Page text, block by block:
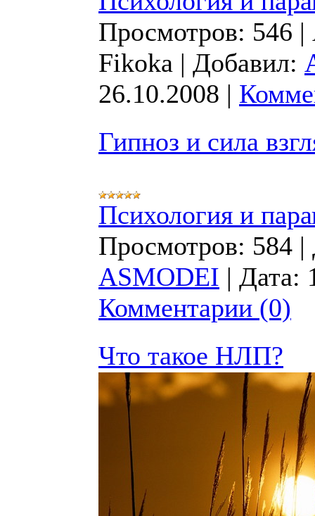
Просмотров: 546 |
Fikoka | Добавил:
26.10.2008 |
Гипноз и сила
Психология и
Просмотров: 584 |
ASMODEI | Дата:
Комментарии (0)
Что такое НЛП?